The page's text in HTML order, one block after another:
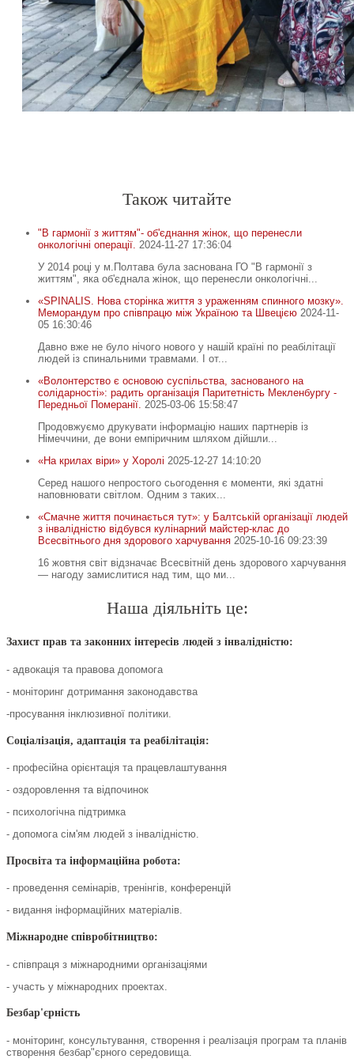
Також читайте
"В гармонії з життям"- об'єднання жінок, що перенесли
онкологічні операції. 2024-11-27 17:36:04
У 2014 році у м.Полтава була заснована ГО "В гармонії з
життям", яка об'єднала жінок, що перенесли онкологічні...
«SPINALIS. Нова сторінка життя з ураженням спинного мозку».
Меморандум про співпрацю між Україною та Швецією 2024-11-
05 16:30:46
Давно вже не було нічого нового у нашій країні по реабілітації
людей із спинальними травмами. І от...
«Волонтерство є основою суспільства, заснованого на
солідарності»: радить організація Паритетність Мекленбургу -
Передньої Померанії. 2025-03-06 15:58:47
Продовжуємо друкувати інформацію наших партнерів із
Німеччини, де вони емпіричним шляхом дійшли...
«На крилах віри» у Хоролі 2025-12-27 14:10:20
Серед нашого непростого сьогодення є моменти, які здатні
наповнювати світлом. Одним з таких...
«Смачне життя починається тут»: у Балтській організації людей
з інвалідністю відбувся кулінарний майстер-клас до
Всесвітнього дня здорового харчування 2025-10-16 09:23:39
16 жовтня світ відзначає Всесвітній день здорового харчування
— нагоду замислитися над тим, що ми...
Наша діяльніть це:
Захист прав та законних інтересів людей з інвалідністю:
- адвокація та правова допомога
- моніторинг дотримання законодавства
-просування інклюзивної політики.
Соціалізація, адаптація та реабілітація:
- професійна орієнтація та працевлаштування
- оздоровлення та відпочинок
- психологічна підтримка
- допомога сім'ям людей з інвалідністю.
Просвіта та інформаційна робота:
- проведення семінарів, тренінгів, конференцій
- видання інформаційних матеріалів.
Міжнародне співробітництво:
- співпраця з міжнародними організаціями
- участь у міжнародних проектах.
Безбар'єрність
- моніторинг, консультування, створення і реалізація програм та планів
створення безбар"єрного середовища.